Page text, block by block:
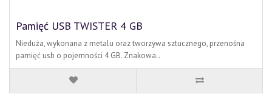
Pamięć USB TWISTER 4 GB
Nieduża, wykonana z metalu oraz tworzywa sztucznego, przenośna
pamięć usb o pojemności 4 GB. Znakowa..